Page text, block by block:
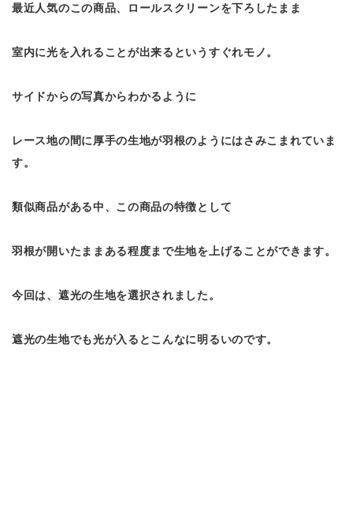
最近人気のこの商品、ロールスクリーンを下ろしたまま
室内に光を入れることが出来るというすぐれモノ。
サイドからの写真からわかるように
レース地の間に厚手の生地が羽根のようにはさみこまれていま
す。
類似商品がある中、この商品の特徴として
羽根が開いたままある程度まで生地を上げることができます。
今回は、遮光の生地を選択されました。
遮光の生地でも光が入るとこんなに明るいのです。